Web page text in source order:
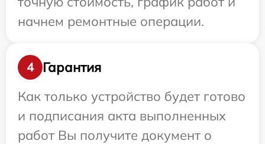
начнем ремонтные операции.
4
Гарантия
Как только устройство будет готово
и подписания акта выполненных
работ Вы получите документ о